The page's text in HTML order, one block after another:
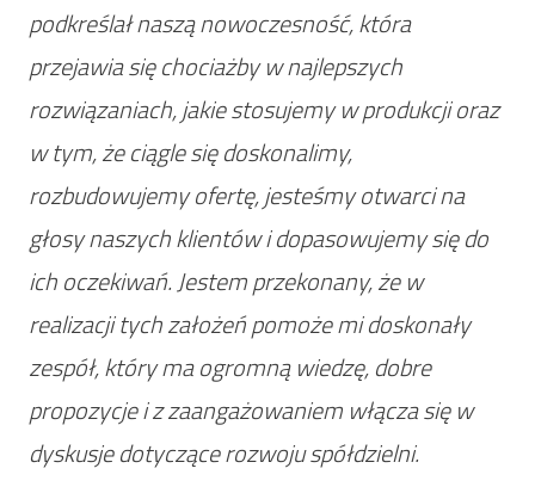
podkreślał naszą nowoczesność, która
przejawia się chociażby w najlepszych
rozwiązaniach, jakie stosujemy w produkcji oraz
w tym, że ciągle się doskonalimy,
rozbudowujemy ofertę, jesteśmy otwarci na
głosy naszych klientów i dopasowujemy się do
ich oczekiwań. Jestem przekonany, że w
realizacji tych założeń pomoże mi doskonały
zespół, który ma ogromną wiedzę, dobre
propozycje i z zaangażowaniem włącza się w
dyskusje dotyczące rozwoju spółdzielni.